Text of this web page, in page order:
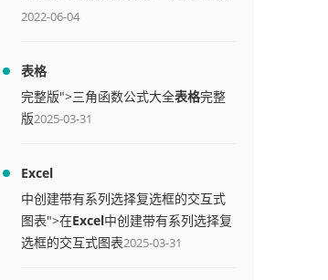
免费永久激活码）
2022-06-04
表格
完整版">三角函数公式大全表格完整
版2025-03-31
Excel
中创建带有系列选择复选框的交互式
图表">在Excel中创建带有系列选择复
选框的交互式图表2025-03-31